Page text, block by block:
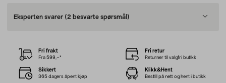
Eksperten svarer (2 besvarte spørsmål)
Fri frakt
Fra 599,–*
Fri retur
Returner til valgfri butikk
Sikkert
365 dagers åpent kjøp
Klikk&Hent
Bestill på nett og hent i butikk